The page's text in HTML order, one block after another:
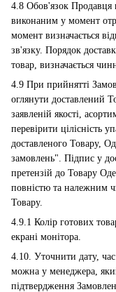
4.8 Обов'язок Продавця
виконаним у момент
момент визначається
зв'язку. Порядок
товар, визначається
4.9 При прийнятті
оглянути доставлений
заявленій якості,
перевірити цілісність
доставленого Товару,
замовлень". Підпис у
претензій до Товару
повністю та належним
Товару.
4.9.1 Колір готових
екрані монітора.
4.10. Уточнити дату,
можна у менеджера,
підтвердження